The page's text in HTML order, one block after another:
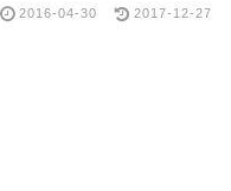
2016-04-30 2017-12-27